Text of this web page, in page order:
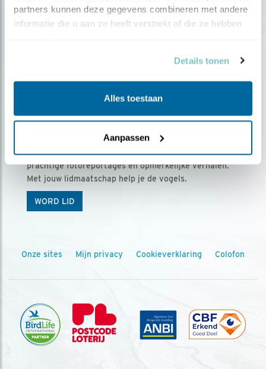
partners kunnen deze gegevens combineren met andere
informatie die u aan ze heeft verstrekt of die ze hebben
Details tonen
Alles toestaan
Aanpassen
Ontvang 5 x Vogels voor € 36,00 per jaar
Vogels is het tijdschrift voor onze leden, met
prachtige fotoreportages en opmerkelijke verhalen.
Met jouw lidmaatschap help je de vogels.
WORD LID
Onze sites Mijn privacy Cookieverklaring Colofon